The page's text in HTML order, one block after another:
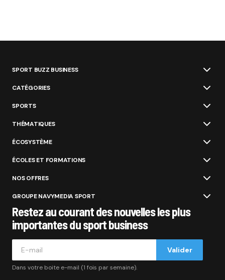
SPORT BUZZ BUSINESS
CATÉGORIES
SPORTS
THÉMATIQUES
ÉCOSYSTÈME
ÉCOLES ET FORMATIONS
NOS OFFRES
GROUPE NAVYMEDIA SPORT
Restez au courant des nouvelles les plus
importantes du sport business
Valider
Dans votre boite e-mail (1 fois par semaine).